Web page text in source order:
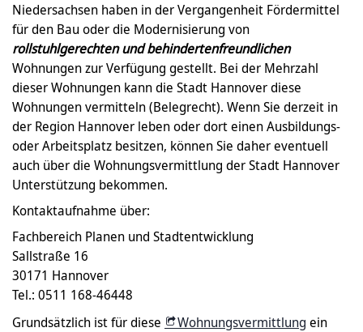
Niedersachsen haben in der Vergangenheit Fördermittel
für den Bau oder die Modernisierung von
rollstuhlgerechten und behindertenfreundlichen
Wohnungen zur Verfügung gestellt. Bei der Mehrzahl
dieser Wohnungen kann die Stadt Hannover diese
Wohnungen vermitteln (Belegrecht). Wenn Sie derzeit in
der Region Hannover leben oder dort einen Ausbildungs-
oder Arbeitsplatz besitzen, können Sie daher eventuell
auch über die Wohnungsvermittlung der Stadt Hannover
Unterstützung bekommen.
Kontaktaufnahme über:
Fachbereich Planen und Stadtentwicklung
Sallstraße 16
30171 Hannover
Tel.: 0511 168-46448
Grundsätzlich ist für diese
Wohnungsvermittlung ein